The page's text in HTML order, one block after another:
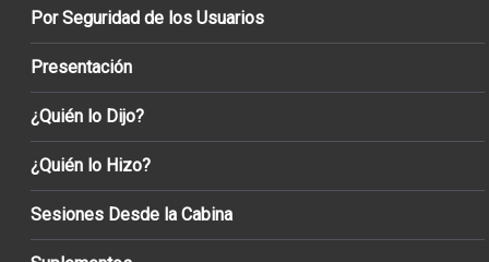
Por Seguridad de los Usuarios
Presentación
¿Quién lo Dijo?
¿Quién lo Hizo?
Sesiones Desde la Cabina